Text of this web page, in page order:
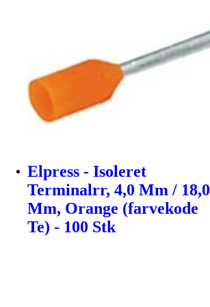
Elpress - Isoleret
Terminalrr, 4,0 Mm / 18,0
Mm, Orange (farvekode
Te) - 100 Stk